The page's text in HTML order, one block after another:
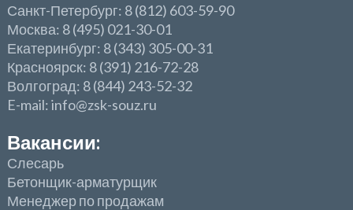
Санкт-Петербург: 8 (812) 603-59-90
Москва: 8 (495) 021-30-01
Екатеринбург: 8 (343) 305-00-31
Красноярск: 8 (391) 216-72-28
Волгоград: 8 (844) 243-52-32
E-mail: info@zsk-souz.ru
Вакансии:
Слесарь
Бетонщик-арматурщик
Менеджер по продажам